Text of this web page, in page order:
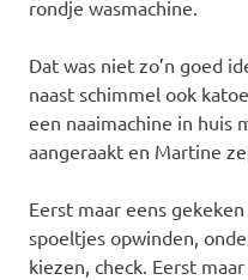
rondje wasmachine.
Dat was niet zo’n goed
naast schimmel ook
een naaimachine in huis
aangeraakt en Martine
Eerst maar eens
spoeltjes opwinden,
kiezen, check. Eerst